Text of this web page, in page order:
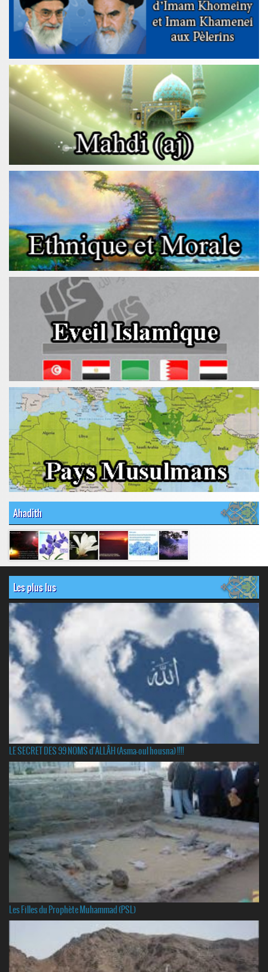
Ahadith
Les plus lus
LE SECRET DES 99 NOMS d'ALLÂH (Asma-oul housna) !!!!
Les Filles du Prophète Muhammad (PSL)